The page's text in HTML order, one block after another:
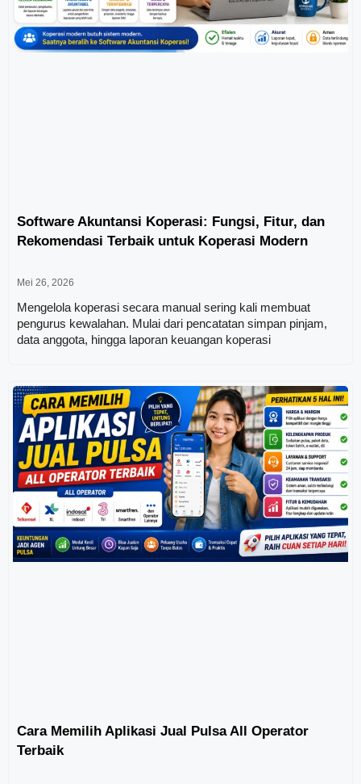
Software Akuntansi Koperasi: Fungsi, Fitur, dan
Rekomendasi Terbaik untuk Koperasi Modern
Mei 26, 2026
Mengelola koperasi secara manual sering kali membuat
pengurus kewalahan. Mulai dari pencatatan simpan pinjam,
data anggota, hingga laporan keuangan koperasi
Cara Memilih Aplikasi Jual Pulsa All Operator
Terbaik